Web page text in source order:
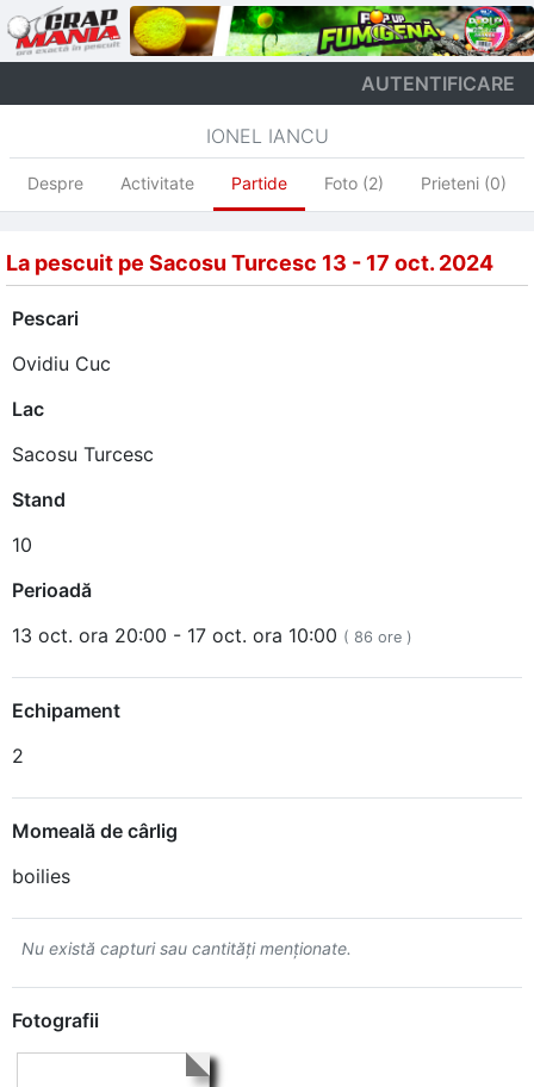
AUTENTIFICARE
IONEL IANCU
Despre Activitate Partide Foto (2) Prieteni (0)
La pescuit pe Sacosu Turcesc 13 - 17 oct. 2024
Pescari
Ovidiu Cuc
Lac
Sacosu Turcesc
Stand
10
Perioadă
13 oct. ora 20:00 - 17 oct. ora 10:00 ( 86 ore )
Echipament
2
Momeală de cârlig
boilies
Nu există capturi sau cantităţi menţionate.
Fotografii